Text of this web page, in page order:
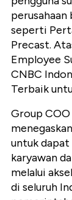
perusahaan
seperti
Precast.
Employee
CNBC
Terbaik
Group
untuk
karyawan
melalui
di seluruh